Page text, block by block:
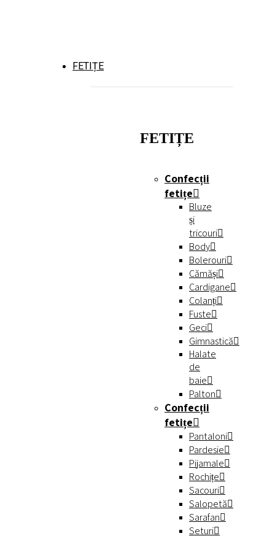
FETIȚE
FETIȚE
Confecții
fetițe
Bluze
și
tricouri
Body
Bolerouri
Cămăși
Cardigane
Colanți
Fuste
Geci
Gimnastică
Halate
de
baie
Palton
Confecții
fetițe
Pantaloni
Pardesie
Pijamale
Rochițe
Sacouri
Salopetă
Sarafan
Seturi